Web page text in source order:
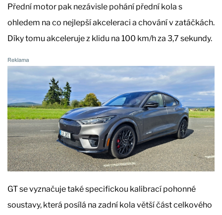
Přední motor pak nezávisle pohání přední kola s
ohledem na co nejlepší akceleraci a chování v zatáčkách.
Díky tomu akceleruje z klidu na 100 km/h za 3,7 sekundy.
GT se vyznačuje také specifickou kalibrací pohonné
soustavy, která posílá na zadní kola větší část celkového